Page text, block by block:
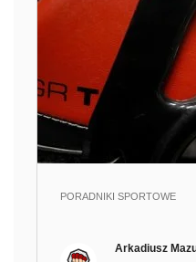
PORADNIKI SPORTOWE
Arkadiusz